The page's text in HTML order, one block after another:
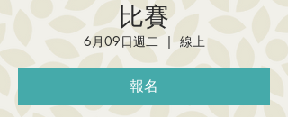
比賽
6月09日週二
  |
線上
報名